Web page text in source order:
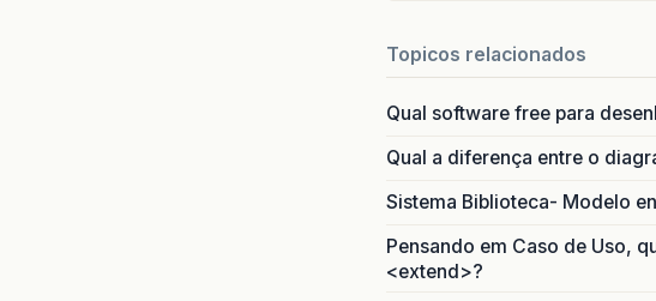
Topicos relacionados
Qual software free para
Qual a diferença entre o
Sistema Biblioteca- Modelo
Pensando em Caso de Uso,
<extend>?